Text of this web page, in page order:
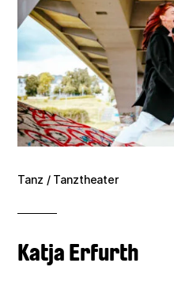
Tanz / Tanztheater
Katja Erfurth